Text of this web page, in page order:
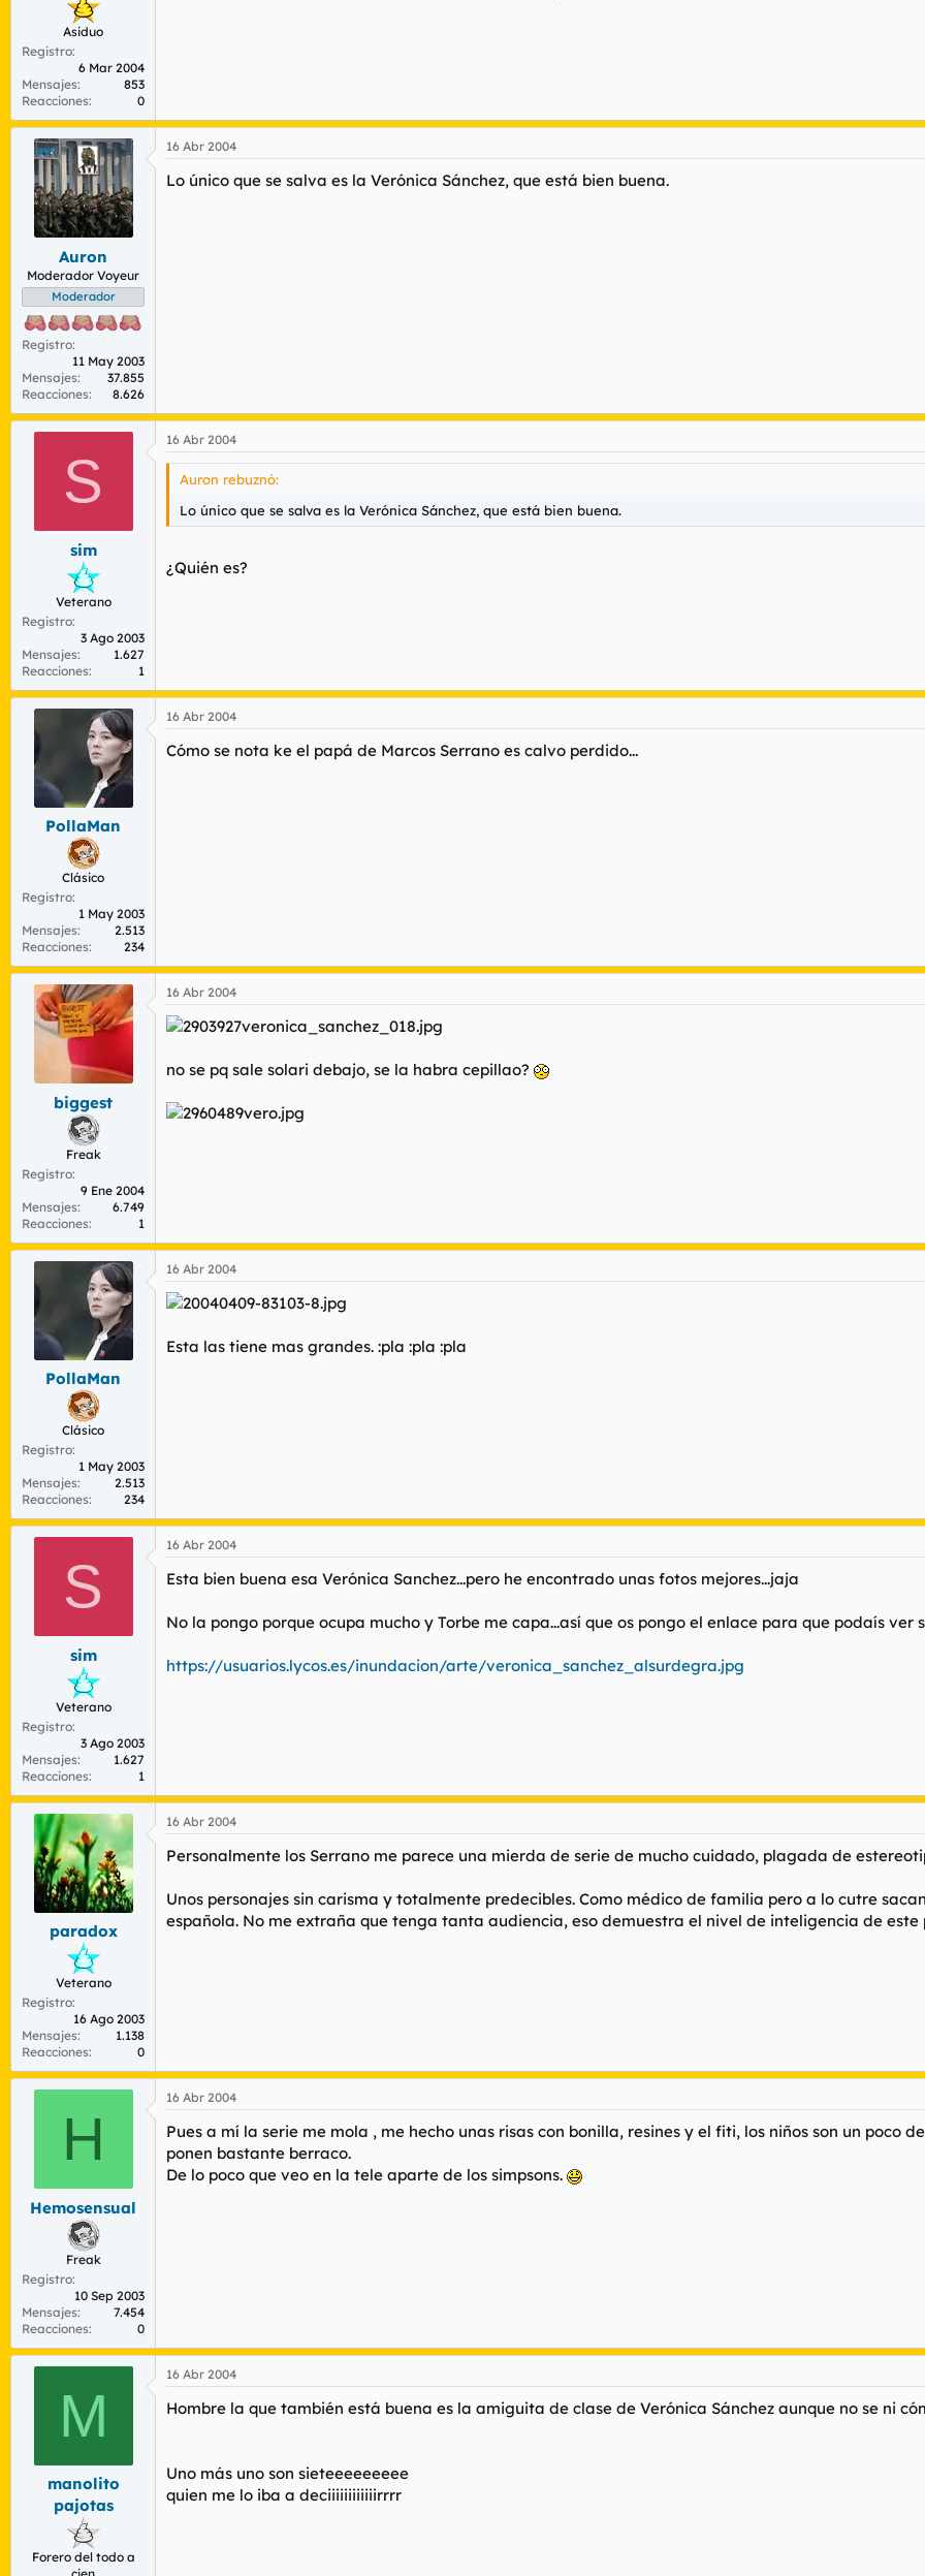
Asiduo
Registro
6 Mar 2004
Mensajes
853
Reacciones
0
Auron
Moderador Voyeur
Moderador
Registro
11 May 2003
Mensajes
37.855
Reacciones
8.626
16 Abr 2004
Lo único que se salva es la Verónica Sánchez, que está bien buena.
S
sim
Veterano
Registro
3 Ago 2003
Mensajes
1.627
Reacciones
1
16 Abr 2004
Auron rebuznó:
Lo único que se salva es la Verónica Sánchez, que está bien buena.
¿Quién es?
PollaMan
Clásico
Registro
1 May 2003
Mensajes
2.513
Reacciones
234
16 Abr 2004
Cómo se nota ke el papá de Marcos Serrano es calvo perdido...
biggest
Freak
Registro
9 Ene 2004
Mensajes
6.749
Reacciones
1
16 Abr 2004
no se pq sale solari debajo, se la habra cepillao?
PollaMan
Clásico
Registro
1 May 2003
Mensajes
2.513
Reacciones
234
16 Abr 2004
Esta las tiene mas grandes. :pla :pla :pla
S
sim
Veterano
Registro
3 Ago 2003
Mensajes
1.627
Reacciones
1
16 Abr 2004
Esta bien buena esa Verónica Sanchez...pero he encontrado unas fotos mejores...jaja
No la pongo porque ocupa mucho y Torbe me capa...así que os pongo el enlace para que podaís ver
https://usuarios.lycos.es/inundacion/arte/veronica_sanchez_alsurdegra.jpg
paradox
Veterano
Registro
16 Ago 2003
Mensajes
1.138
Reacciones
0
16 Abr 2004
Personalmente los Serrano me parece una mierda de serie de mucho cuidado, plagada de
Unos personajes sin carisma y totalmente predecibles. Como médico de familia pero a lo cutre
española. No me extraña que tenga tanta audiencia, eso demuestra el nivel de inteligencia de este
H
Hemosensual
Freak
Registro
10 Sep 2003
Mensajes
7.454
Reacciones
0
16 Abr 2004
Pues a mí la serie me mola , me hecho unas risas con bonilla, resines y el fiti, los niños son un poco
ponen bastante berraco.
De lo poco que veo en la tele aparte de los simpsons.
M
manolito
pajotas
Forero del todo a
16 Abr 2004
Hombre la que también está buena es la amiguita de clase de Verónica Sánchez aunque no se ni
Uno más uno son sieteeeeeeeee
quien me lo iba a deciiiiiiiiiiiirrrr